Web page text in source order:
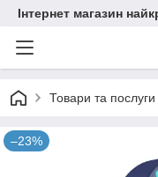
Інтернет магазин
Товари та послуги
–23%